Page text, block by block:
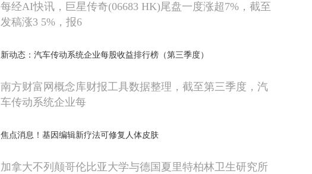
每经AI快讯，巨星传奇(06683 HK)尾盘一度涨超7%，截至
发稿涨3 5%，报6
新动态：汽车传动系统企业每股收益排行榜（第三季度）
南方财富网概念库财报工具数据整理，截至第三季度，汽
车传动系统企业每
焦点消息！基因编辑新疗法可修复人体皮肤
加拿大不列颠哥伦比亚大学与德国夏里特柏林卫生研究所